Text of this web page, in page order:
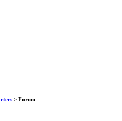
> Forum